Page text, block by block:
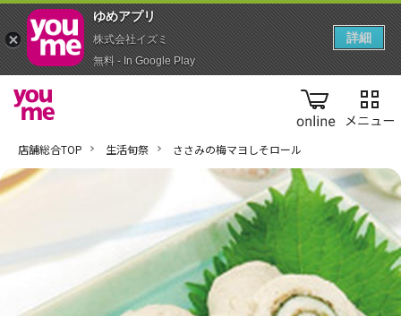
online
店舗総合TOP 生活旬祭 ささみの梅マヨしそロール
ゆめアプ‪リ‬
株式会社イズミ
無料 - In Google Play
詳細